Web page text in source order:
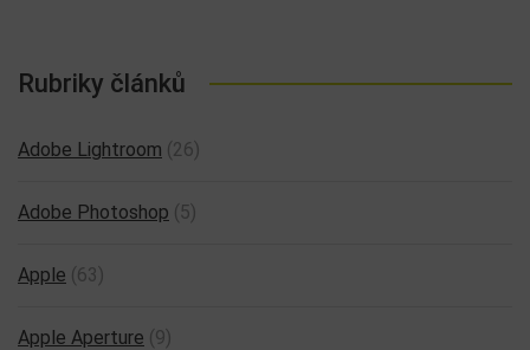
Přišel čas oblíbeného podzimního Black Friday. Pro letošek
jsme pro vás vybrali pět nejaktuálnějších Apple kurzů, na
přečíst článek